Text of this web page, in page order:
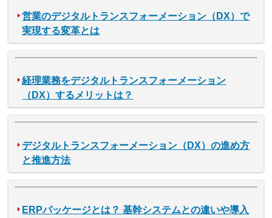
営業のデジタルトランスフォーメーション（DX）で
実現する変革とは
経理業務をデジタルトランスフォーメーション
（DX）するメリットは？
デジタルトランスフォーメーション（DX）の進め方
と推進方法
ERPパッケージとは？ 基幹システムとの違いや導入